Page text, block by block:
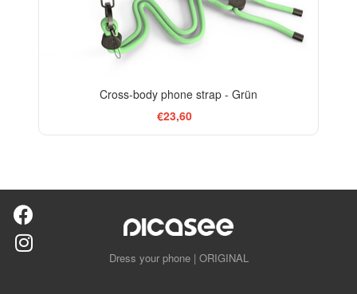
Cross-body phone strap - Grün
€23,60
Dress your phone | ORIGINAL